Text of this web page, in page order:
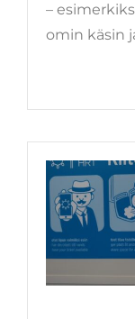
–
omin käsin